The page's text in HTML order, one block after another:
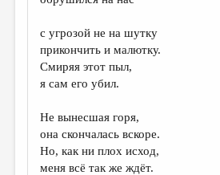
с угрозой не на шутку
прикончить и малютку.
Смиряя этот пыл,
я сам его убил.
Не вынесшая горя,
она скончалась вскоре.
Но, как ни плох исход,
меня всё так же ждёт.